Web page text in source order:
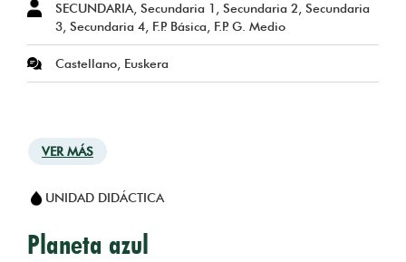
SECUNDARIA, Secundaria 1, Secundaria 2, Secundaria
3, Secundaria 4, F.P. Básica, F.P. G. Medio
Castellano, Euskera
VER MÁS
UNIDAD DIDÁCTICA
Planeta azul